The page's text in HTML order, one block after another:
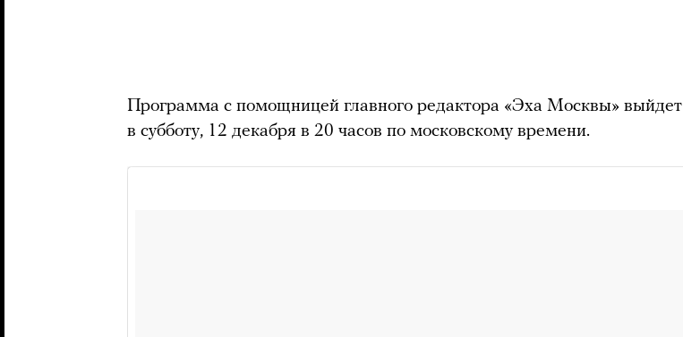
Программа с помощницей главного редактора «Эха Москвы» выйдет
в субботу, 12 декабря в 20 часов по московскому времени.